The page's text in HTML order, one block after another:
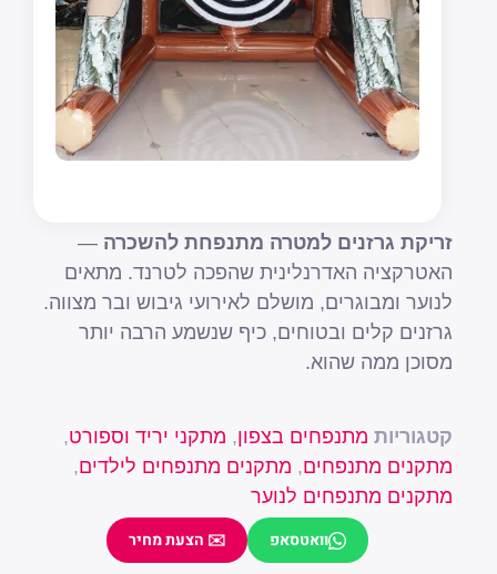
זריקת גרזנים למטרה מתנפחת להשכרה —
האטרקציה האדרנלינית שהפכה לטרנד. מתאים
לנוער ומבוגרים, מושלם לאירועי גיבוש ובר מצווה.
גרזנים קלים ובטוחים, כיף שנשמע הרבה יותר
מסוכן ממה שהוא.
קטגוריות מתנפחים בצפון, מתקני יריד וספורט,
מתקנים מתנפחים, מתקנים מתנפחים לילדים,
מתקנים מתנפחים לנוער
וואטסאפ ✉️ הצעת מחיר